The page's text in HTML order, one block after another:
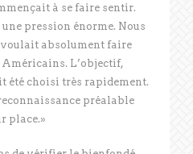
à se faire sentir.
pression énorme. Nous
absolument faire
L’objectif,
été choisi très rapidement.
préalable
place.»